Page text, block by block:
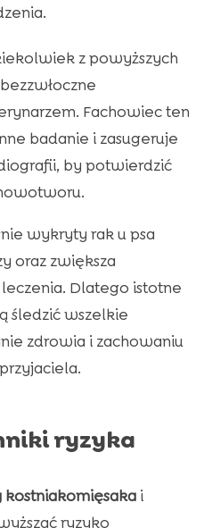
z powyższych
Fachowiec ten
badanie i zasugeruje
by potwierdzić
wykryty rak u psa
oraz zwiększa
Dlatego istotne
śledzić wszelkie
zdrowia i zachowaniu
ryzyka
kostniakomięsakai
ryzyko